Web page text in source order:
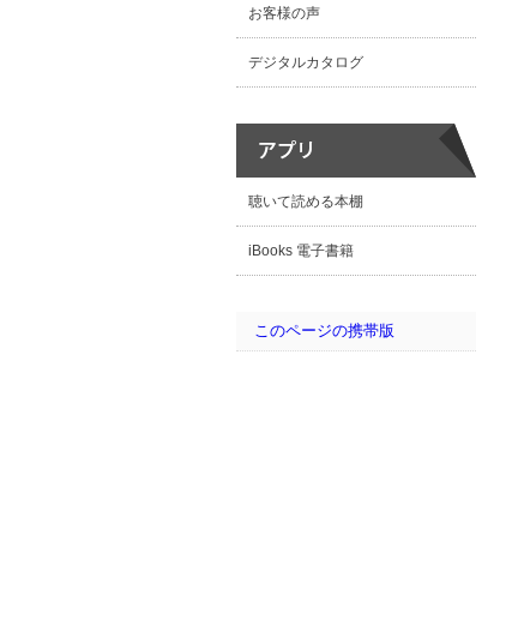
お客様の声
デジタルカタログ
聴いて読める本棚
iBooks 電子書籍
このページの携帯版